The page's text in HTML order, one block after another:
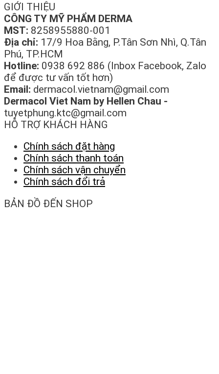
GIỚI THIỆU
CÔNG TY MỸ PHẨM DERMA
MST: 8258955880-001
Địa chỉ: 17/9 Hoa Bằng, P.Tân Sơn Nhì, Q.Tân
Phú, TP.HCM
Hotline: 0938 692 886 (Inbox Facebook, Zalo
để được tư vấn tốt hơn)
Email: dermacol.vietnam@gmail.com
Dermacol Viet Nam by Hellen Chau -
tuyetphung.ktc@gmail.com
HỖ TRỢ KHÁCH HÀNG
Chính sách đặt hàng
Chính sách thanh toán
Chính sách vận chuyển
Chính sách đổi trả
BẢN ĐỒ ĐẾN SHOP